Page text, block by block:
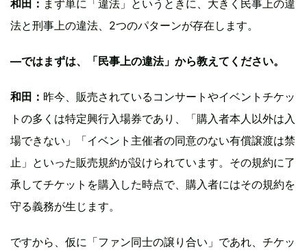
和田： まず単に「違法」というときに、大きく民事上の違
法と刑事上の違法、2つのパターンが存在します。
—ではまずは、「民事上の違法」から教えてください。
和田： 昨今、販売されているコンサートやイベントチケッ
トの多くは特定興行入場券であり、「購入者本人以外は入
場できない」「イベント主催者の同意のない有償譲渡は禁
止」といった販売規約が設けられています。その規約に了
承してチケットを購入した時点で、購入者にはその規約を
守る義務が生じます。
ですから、仮に「ファン同士の譲り合い」であれ、チケッ